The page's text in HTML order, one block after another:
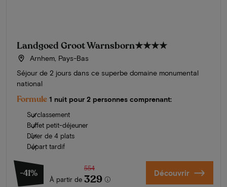
Landgoed Groot Warnsborn★★★★
Arnhem, Pays-Bas
Séjour de 2 jours dans ce superbe domaine monumental
national
Formule 1 nuit pour 2 personnes comprenant:
Surclassement
Buffet petit-déjeuner
Dîner de 4 plats
Départ tardif
-41%
À partir de
554
329 Découvrir